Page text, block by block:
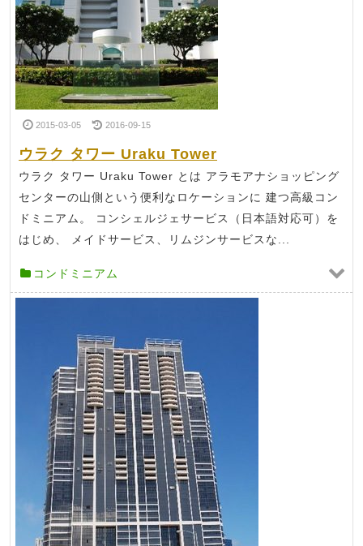
2015-03-05 2016-09-15
ウラク タワー Uraku Tower
ウラク タワー Uraku Tower とは アラモアナショッピング
センターの山側という便利なロケーションに 建つ高級コン
ドミニアム。 コンシェルジェサービス（日本語対応可）を
はじめ、 メイドサービス、リムジンサービスな...
コンドミニアム